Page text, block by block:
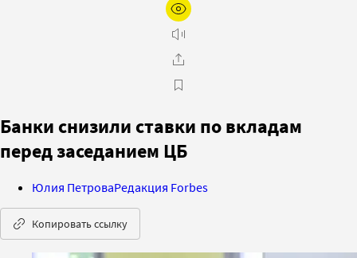
Банки снизили ставки по вкладам
перед заседанием ЦБ
Юлия ПетроваРедакция Forbes
Копировать ссылку